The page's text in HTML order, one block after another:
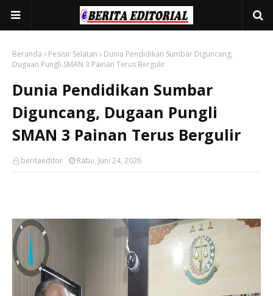
Beranda Pesisir Selatan
Dunia Pendidikan Sumbar Diguncang,
Dugaan Pungli SMAN 3 Painan Terus Bergulir
Dunia Pendidikan Sumbar
Diguncang, Dugaan Pungli
SMAN 3 Painan Terus Bergulir
beritaeditor Rabu, Juni 24, 2026